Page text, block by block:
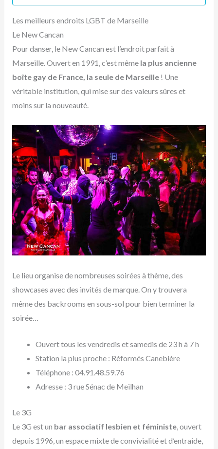
Les meilleurs endroits LGBT de Marseille
Le New Cancan
Pour danser, le New Cancan est l’endroit parfait à
Marseille. Ouvert en 1991, c’est même la plus ancienne
boîte gay de France, la seule de Marseille! Une
véritable institution, qui mise sur des valeurs sûres et
moins sur la nouveauté.
Le lieu organise de nombreuses soirées à thème, des
showcases avec des invités de marque. On y trouvera
même des backrooms en sous-sol pour bien terminer la
soirée…
Ouvert tous les vendredis et samedis de 23 h à 7 h
Station la plus proche : Réformés Canebière
Téléphone : 04.91.48.59.76
Adresse : 3 rue Sénac de Meilhan
Le 3G
Le 3G est un bar associatif lesbien et féministe, ouvert
depuis 1996, un espace mixte de convivialité et d’entraide,